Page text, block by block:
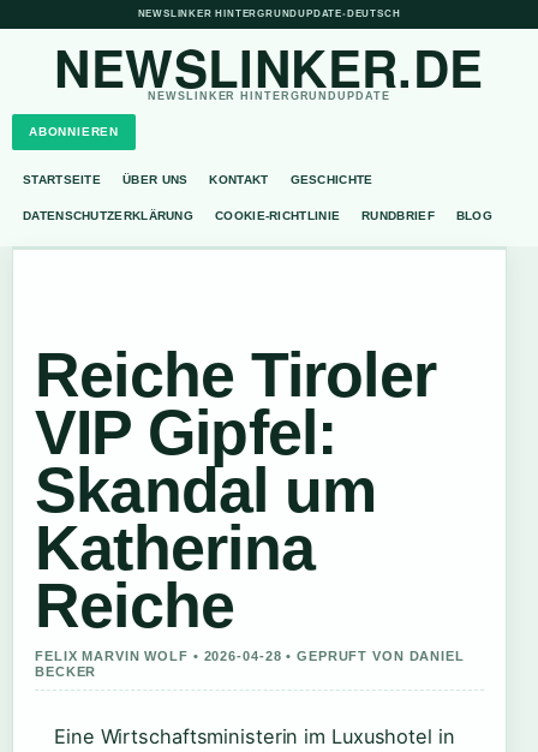
NEWSLINKER HINTERGRUNDUPDATE• DEUTSCH
NEWSLINKER.DE
NEWSLINKER HINTERGRUNDUPDATE
ABONNIEREN
STARTSEITE ÜBER UNS KONTAKT GESCHICHTE
DATENSCHUTZERKLÄRUNG COOKIE-RICHTLINIE RUNDBRIEF BLOG
Reiche Tiroler
VIP Gipfel:
Skandal um
Katherina
Reiche
FELIX MARVIN WOLF • 2026-04-28 • GEPRUFT VON DANIEL
BECKER
Eine Wirtschaftsministerin im Luxushotel in